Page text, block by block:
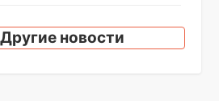
и попал под колеса
Другие новости